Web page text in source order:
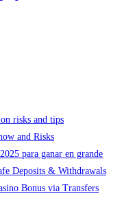
risks and tips
and Risks
para ganar en grande
Deposits & Withdrawals
Bonus via Transfers